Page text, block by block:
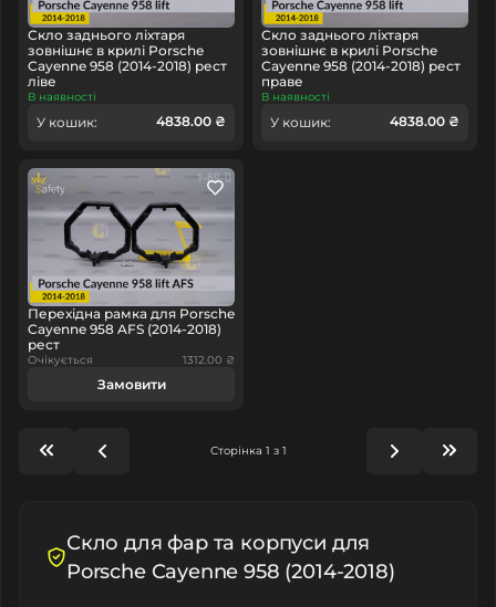
Скло заднього ліхтаря
зовнішнє в крилі Porsche
Cayenne 958 (2014-2018) рест
ліве
В наявності
У кошик: 4838.00 ₴
Скло заднього ліхтаря
зовнішнє в крилі Porsche
Cayenne 958 (2014-2018) рест
праве
В наявності
У кошик: 4838.00 ₴
Перехідна рамка для Porsche
Cayenne 958 AFS (2014-2018)
рест
Очікується 1312.00 ₴
Замовити
Сторінка 1 з 1
Скло для фар та корпуси для
Porsche Cayenne 958 (2014-2018)